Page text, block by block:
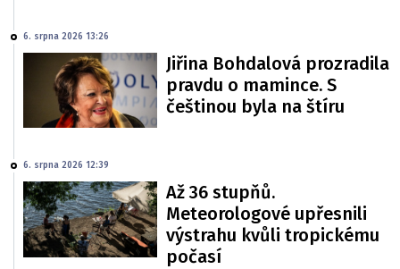
6. srpna 2026 13:26
Jiřina Bohdalová prozradila
pravdu o mamince. S
češtinou byla na štíru
6. srpna 2026 12:39
Až 36 stupňů.
Meteorologové upřesnili
výstrahu kvůli tropickému
počasí